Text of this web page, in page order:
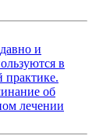
и
в
практике.
об
лечении